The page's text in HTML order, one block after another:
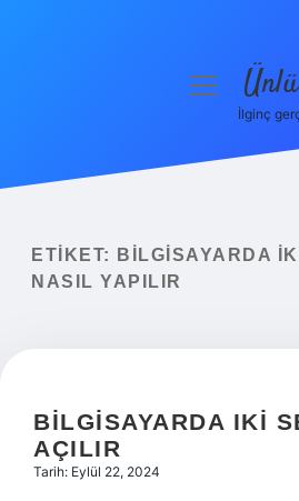
Yasal Uyarı
menüyü
İlginç
ETIKET:
BILGISAYARDA
NASIL YAPILIR
BILGISAYARDA IKI
AÇILIR
Tarih: Eylül 22, 2024